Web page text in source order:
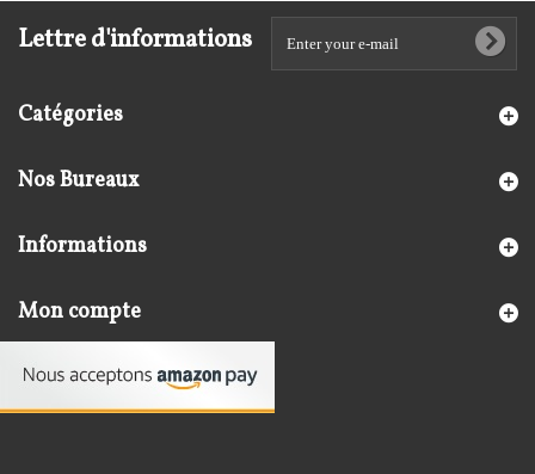
Lettre d'informations
Catégories
Nos Bureaux
Informations
Mon compte